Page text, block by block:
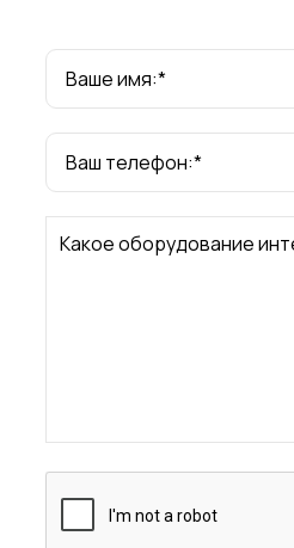
Ваше имя:*
Ваш телефон:*
Какое оборудование